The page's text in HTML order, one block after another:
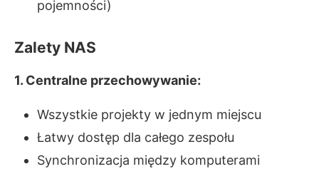
pojemności)
Zalety NAS
1. Centralne przechowywanie:
Wszystkie projekty w jednym miejscu
Łatwy dostęp dla całego zespołu
Synchronizacja między komputerami